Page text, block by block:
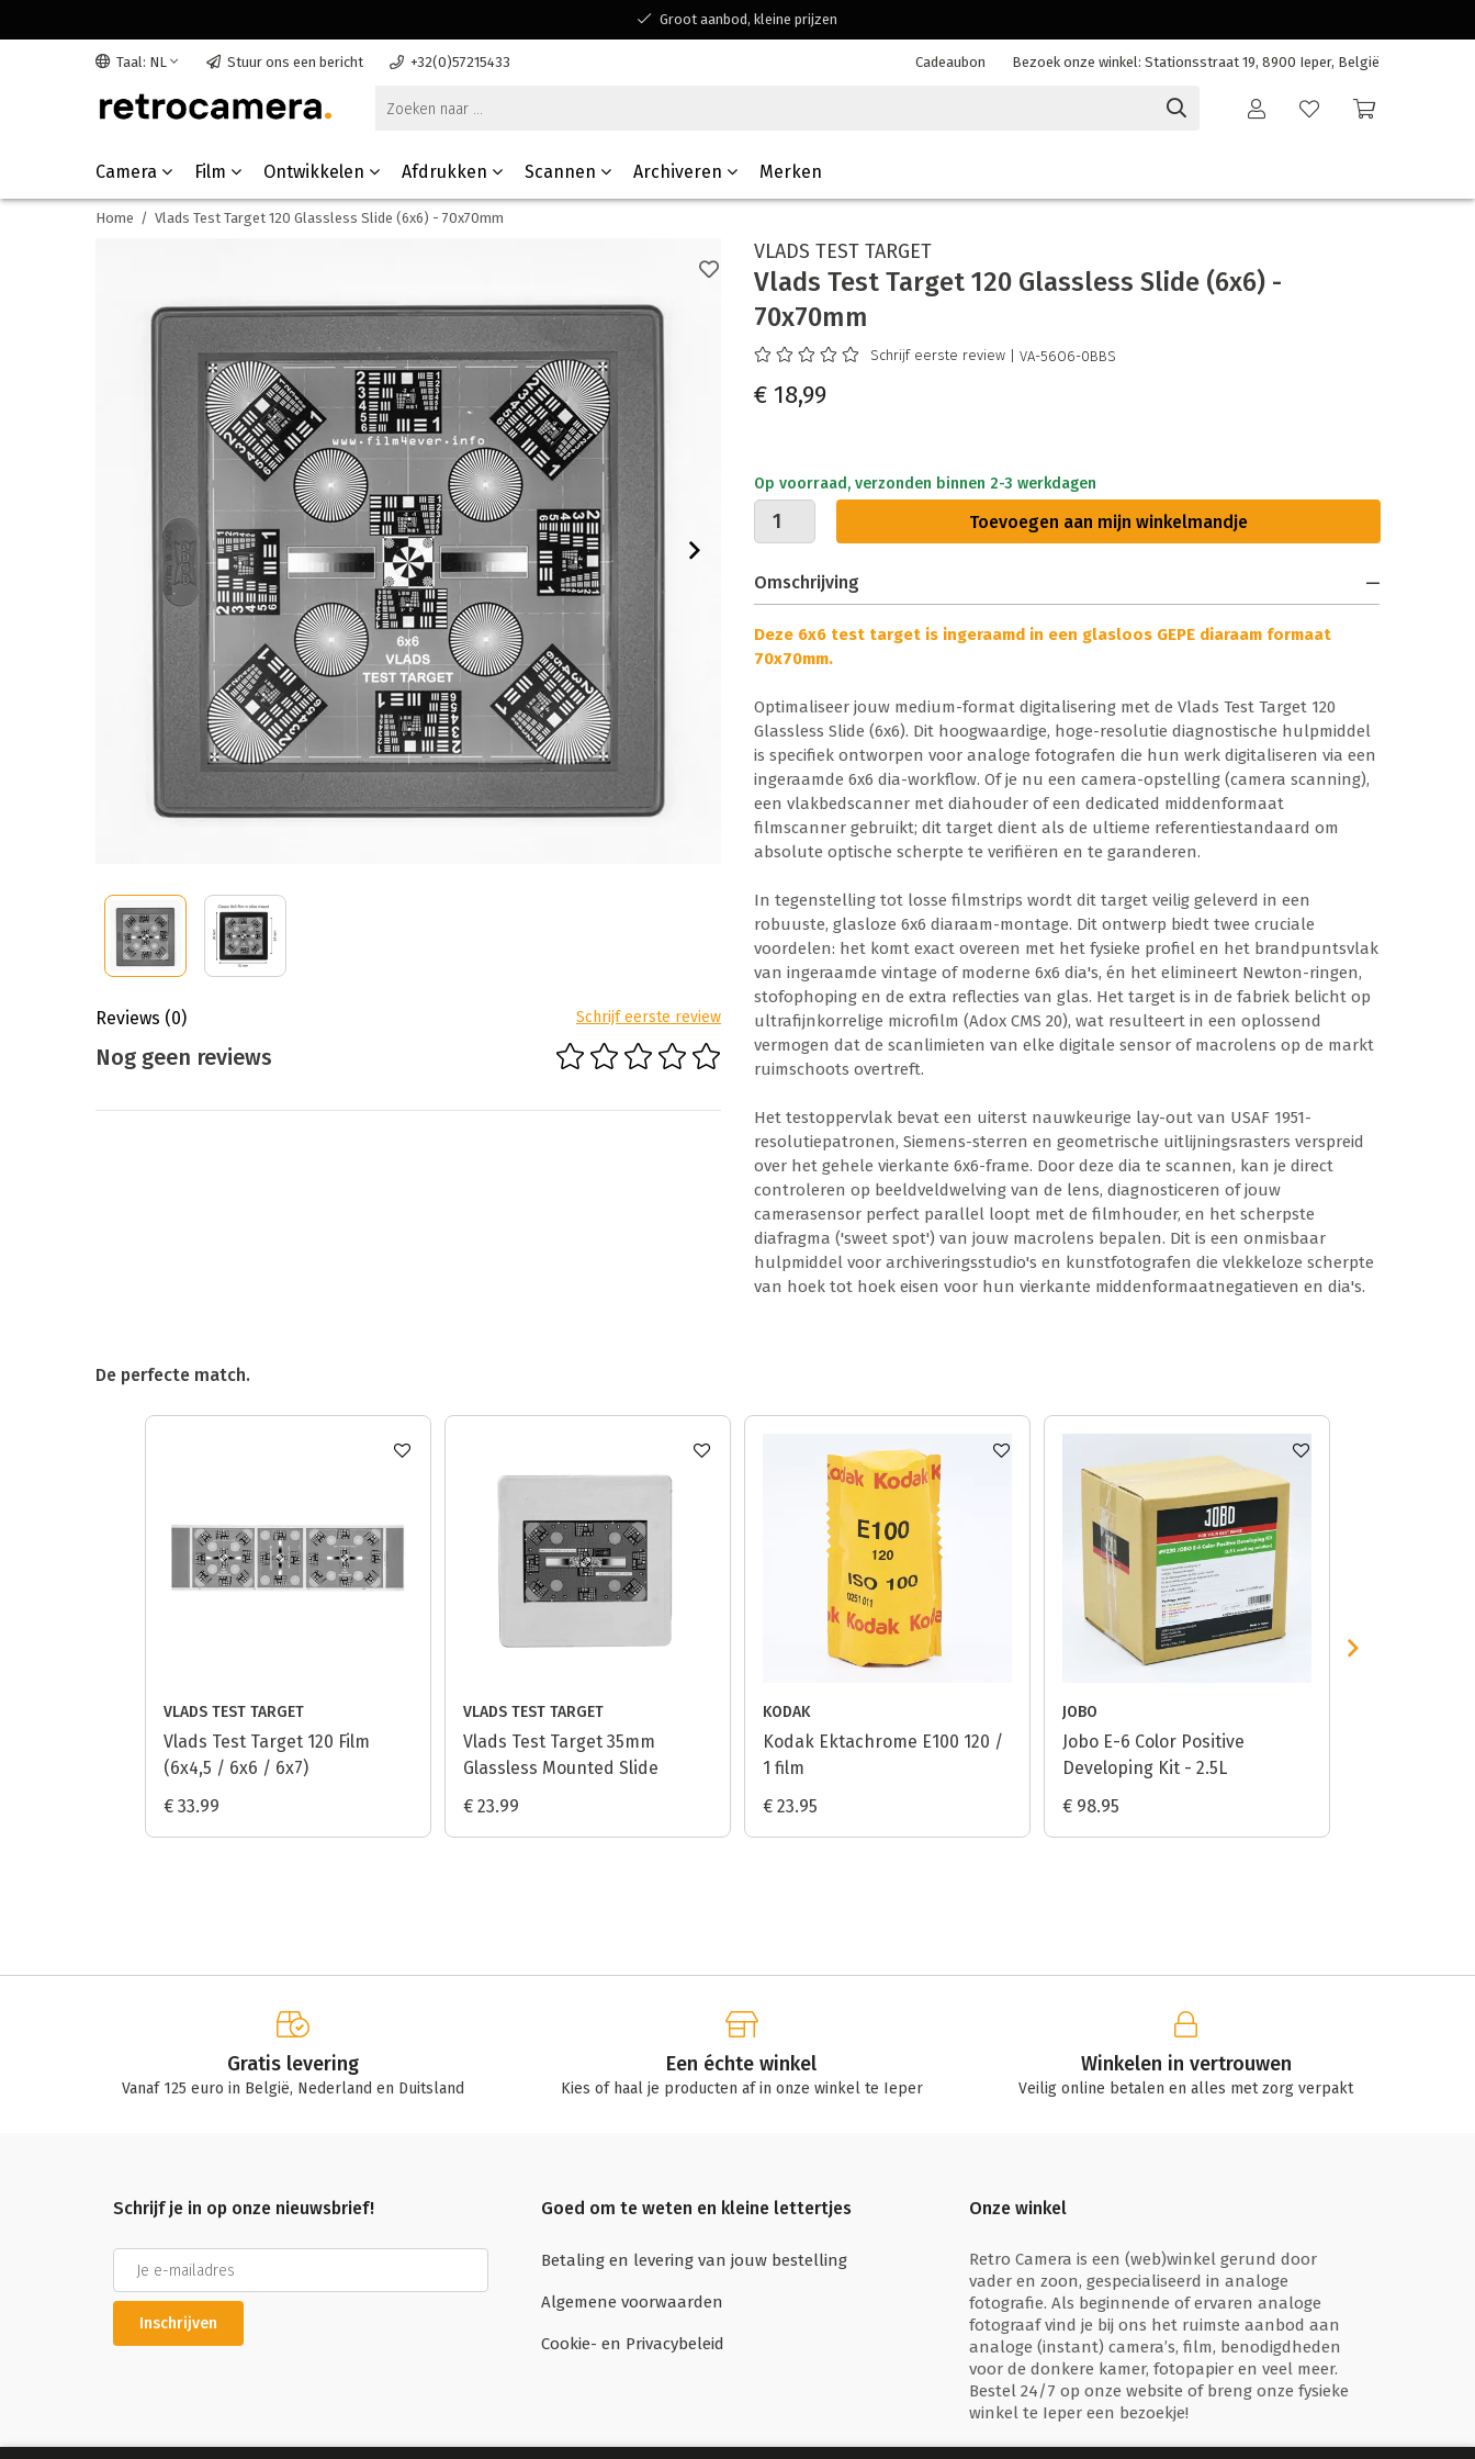
Groot aanbod, kleine prijzen
Taal: NL Stuur ons een bericht +32(0)57215433 Cadeaubon Bezoek onze winkel: Stationsstraat 19, 8900 Ieper, België
Camera Film Ontwikkelen Afdrukken Scannen Archiveren Merken
Home / Vlads Test Target 120 Glassless Slide (6x6) - 70x70mm
Reviews (0) Schrijf eerste review
Nog geen reviews
VLADS TEST TARGET
Vlads Test Target 120 Glassless Slide (6x6) -
70x70mm
Schrijf eerste review | VA-56O6-0BBS
€ 18,99
Op voorraad, verzonden binnen 2-3 werkdagen
Toevoegen aan mijn winkelmandje
Omschrijving
Deze 6x6 test target is ingeraamd in een glasloos GEPE diaraam formaat
70x70mm.
Optimaliseer jouw medium-format digitalisering met de Vlads Test Target 120
Glassless Slide (6x6). Dit hoogwaardige, hoge-resolutie diagnostische hulpmiddel
is specifiek ontworpen voor analoge fotografen die hun werk digitaliseren via een
ingeraamde 6x6 dia-workflow. Of je nu een camera-opstelling (camera scanning),
een vlakbedscanner met diahouder of een dedicated middenformaat
filmscanner gebruikt; dit target dient als de ultieme referentiestandaard om
absolute optische scherpte te verifiëren en te garanderen.
In tegenstelling tot losse filmstrips wordt dit target veilig geleverd in een
robuuste, glasloze 6x6 diaraam-montage. Dit ontwerp biedt twee cruciale
voordelen: het komt exact overeen met het fysieke profiel en het brandpuntsvlak
van ingeraamde vintage of moderne 6x6 dia's, én het elimineert Newton-ringen,
stofophoping en de extra reflecties van glas. Het target is in de fabriek belicht op
ultrafijnkorrelige microfilm (Adox CMS 20), wat resulteert in een oplossend
vermogen dat de scanlimieten van elke digitale sensor of macrolens op de markt
ruimschoots overtreft.
Het testoppervlak bevat een uiterst nauwkeurige lay-out van USAF 1951-
resolutiepatronen, Siemens-sterren en geometrische uitlijningsrasters verspreid
over het gehele vierkante 6x6-frame. Door deze dia te scannen, kan je direct
controleren op beeldveldwelving van de lens, diagnosticeren of jouw
camerasensor perfect parallel loopt met de filmhouder, en het scherpste
diafragma ('sweet spot') van jouw macrolens bepalen. Dit is een onmisbaar
hulpmiddel voor archiveringsstudio's en kunstfotografen die vlekkeloze scherpte
van hoek tot hoek eisen voor hun vierkante middenformaatnegatieven en dia's.
De perfecte match.
VLADS TEST TARGET
Vlads Test Target 120 Film
(6x4,5 / 6x6 / 6x7)
€ 33.99
VLADS TEST TARGET
Vlads Test Target 35mm
Glassless Mounted Slide
€ 23.99
KODAK
Kodak Ektachrome E100 120 /
1 film
€ 23.95
JOBO
Jobo E-6 Color Positive
Developing Kit - 2.5L
€ 98.95
Gratis levering
Vanaf 125 euro in België, Nederland en Duitsland
Een échte winkel
Kies of haal je producten af in onze winkel te Ieper
Winkelen in vertrouwen
Veilig online betalen en alles met zorg verpakt
Schrijf je in op onze nieuwsbrief!
Inschrijven
Goed om te weten en kleine lettertjes
Betaling en levering van jouw bestelling
Algemene voorwaarden
Cookie- en Privacybeleid
Onze winkel
Retro Camera is een (web)winkel gerund door
vader en zoon, gespecialiseerd in analoge
fotografie. Als beginnende of ervaren analoge
fotograaf vind je bij ons het ruimste aanbod aan
analoge (instant) camera’s, film, benodigdheden
voor de donkere kamer, fotopapier en veel meer.
Bestel 24/7 op onze website of breng onze fysieke
winkel te Ieper een bezoekje!